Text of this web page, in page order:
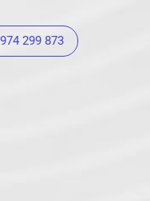
299 873